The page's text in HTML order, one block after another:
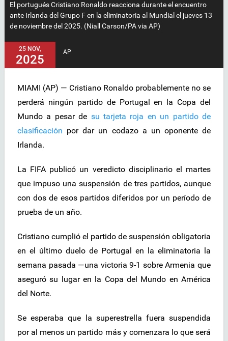
El portugués Cristiano Ronaldo reacciona durante el encuentro
ante Irlanda del Grupo F en la eliminatoria al Mundial el jueves 13
de noviembre del 2025. (Niall Carson/PA via AP)
25 NOV,
2025
AP
MIAMI (AP) — Cristiano Ronaldo probablemente no se
perderá ningún partido de Portugal en la Copa del
Mundo a pesar de su tarjeta roja en un partido de
clasificación por dar un codazo a un oponente de
Irlanda.
La FIFA publicó un veredicto disciplinario el martes
que impuso una suspensión de tres partidos, aunque
con dos de esos partidos diferidos por un período de
prueba de un año.
Cristiano cumplió el partido de suspensión obligatoria
en el último duelo de Portugal en la eliminatoria la
semana pasada —una victoria 9-1 sobre Armenia que
aseguró su lugar en la Copa del Mundo en América
del Norte.
Se esperaba que la superestrella fuera suspendida
por al menos un partido más y comenzara lo que será